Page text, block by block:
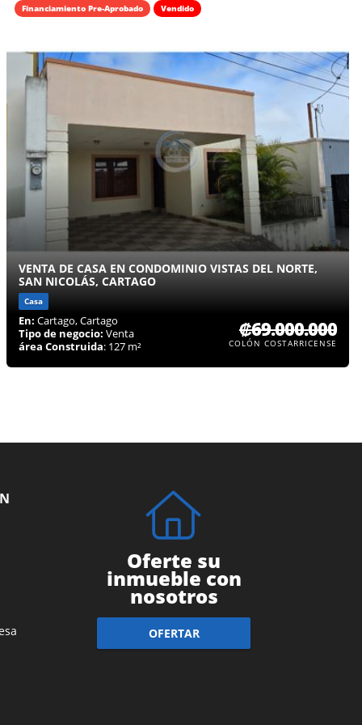
Financiamiento Pre-Aprobado Vendido
VENTA DE CASA EN CONDOMINIO VISTAS DEL NORTE,
SAN NICOLÁS, CARTAGO
Casa
En: Cartago, Cartago
Tipo de negocio: Venta
área Construida: 127 m²
₡69.000.000
COLÓN COSTARRICENSE
Oferte su
inmueble con
nosotros
OFERTAR